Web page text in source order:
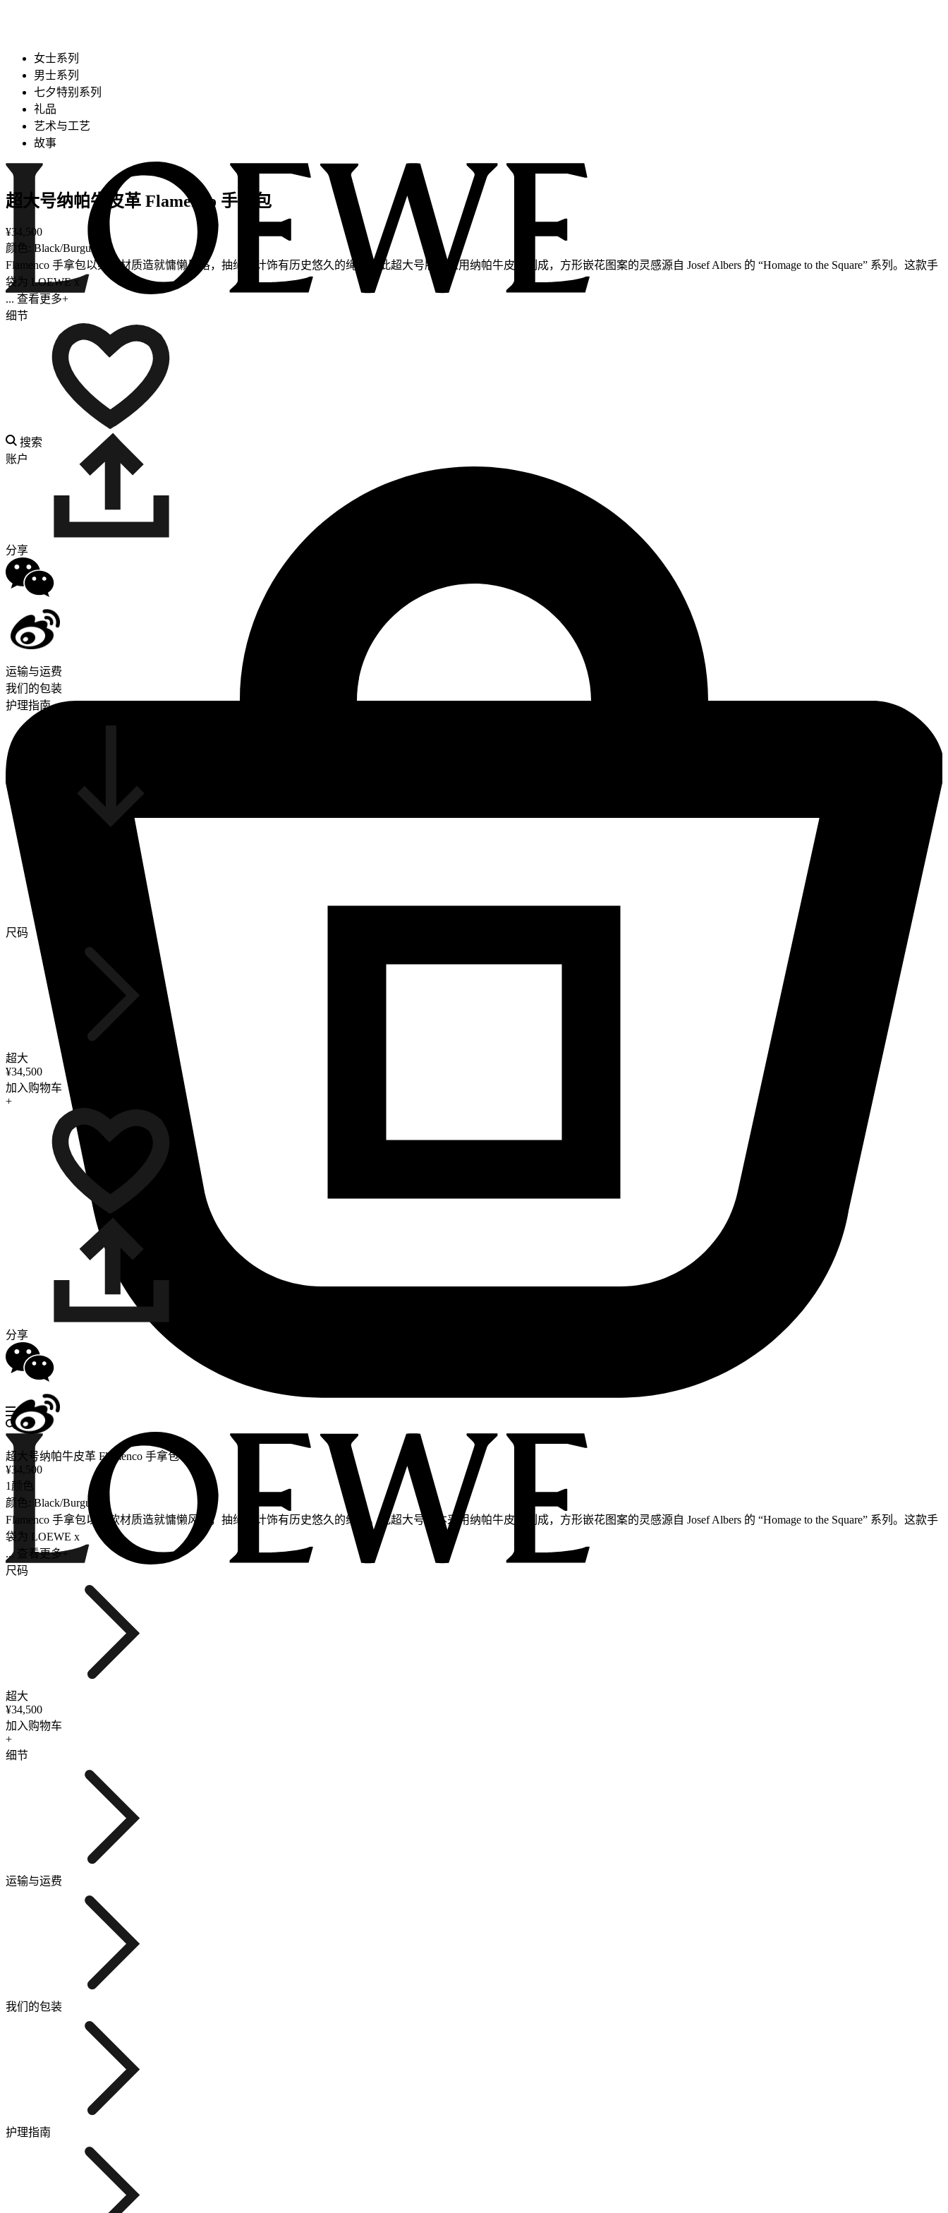
女士系列
男士系列
七夕特别系列
礼品
艺术与工艺
故事
搜索
账户
超大号纳帕牛皮革 Flamenco 手拿包
¥34,500
颜色: Black/Burgundy
Flamenco 手拿包以柔软材质造就慵懒风格，抽绳设计饰有历史悠久的绳结。此超大号版本采用纳帕牛皮革制成，方形嵌花图案的灵感源自 Josef Albers 的 “Homage to the Square” 系列。这款手
袋为 LOEWE x
... 查看更多+
细节
分享
运输与运费
我们的包装
护理指南
尺码
超大
¥34,500
加入购物车
+
分享
超大号纳帕牛皮革 Flamenco 手拿包
¥34,500
1颜色
颜色: Black/Burgundy
Flamenco 手拿包以柔软材质造就慵懒风格，抽绳设计饰有历史悠久的绳结。此超大号版本采用纳帕牛皮革制成，方形嵌花图案的灵感源自 Josef Albers 的 “Homage to the Square” 系列。这款手
袋为 LOEWE x
... 查看更多+
尺码
超大
¥34,500
加入购物车
+
细节
运输与运费
我们的包装
护理指南